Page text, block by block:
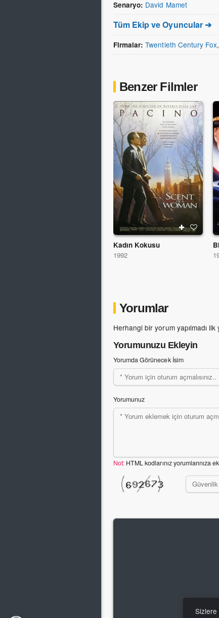
Senaryo: David Mamet
Tüm Ekip ve Oyuncular ➔
Firmalar: Twentieth Century Fox
Benzer Filmler
Kadın Kokusu
1992
Yorumlar
Herhangi bir yorum yapılmadı
Yorumunuzu Ekleyin
Yorumda Görünecek İsim
Yorumunuz
Not: HTML kodlarınız yorumlarınıza
Sizlere